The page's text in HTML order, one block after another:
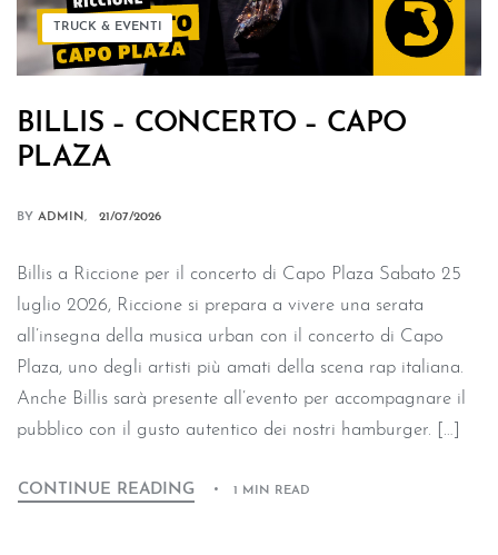
TRUCK & EVENTI
BILLIS – CONCERTO – CAPO
PLAZA
BY ADMIN 21/07/2026
Billis a Riccione per il concerto di Capo Plaza Sabato 25
luglio 2026, Riccione si prepara a vivere una serata
all’insegna della musica urban con il concerto di Capo
Plaza, uno degli artisti più amati della scena rap italiana.
Anche Billis sarà presente all’evento per accompagnare il
pubblico con il gusto autentico dei nostri hamburger. […]
CONTINUE READING 1 MIN READ